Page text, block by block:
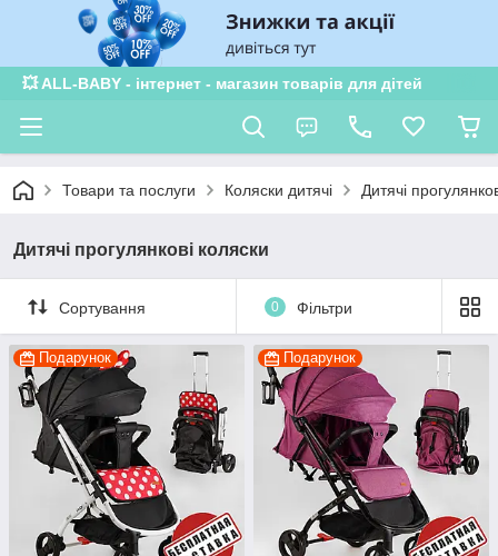
Subscribe to our
notifications!
To enable permission prompts, click
on the notification icon
💥 ALL-BABY - інтернет - магазин товарів для дітей
Товари та послуги Коляски дитячі Дитячі
Дитячі прогулянкові коляски
Сортування 0 Фільтри
Подарунок Подарунок